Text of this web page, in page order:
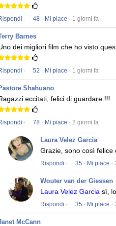
· 48 · Mi piace · 1 giorni fa
Barnes
dei migliori film che ho visto
· 52 · Mi piace · 1 giorni fa
Shahuano
eccitati, felici di guardare !!!
· 78 · Mi piace · 2 giorni fa
Laura Velez Garcia
Grazie, sono così felice
Rispondi · 35 · Mi piace ·
Wouter van der Giessen
Laura Velez Garcia sì,
Rispondi · 35 · Mi piace ·
McCann